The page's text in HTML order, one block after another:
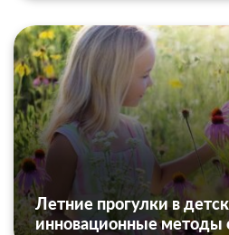
Летние прогулки в
инновационные методы